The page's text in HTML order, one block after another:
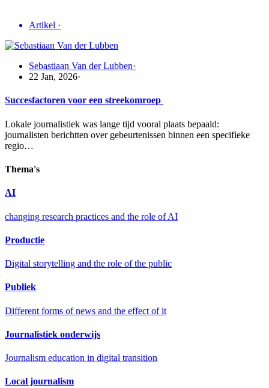
Artikel ·
Sebastiaan Van der Lubben·
22 Jan, 2026·
Succesfactoren voor een streekomroep
Lokale journalistiek was lange tijd vooral plaats bepaald:
journalisten berichtten over gebeurtenissen binnen een specifieke
regio…
Thema's
AI
changing research practices and the role of AI
Productie
Digital storytelling and the role of the public
Publiek
Different forms of news and the effect of it
Journalistiek onderwijs
Journalism education in digital transition
Local journalism